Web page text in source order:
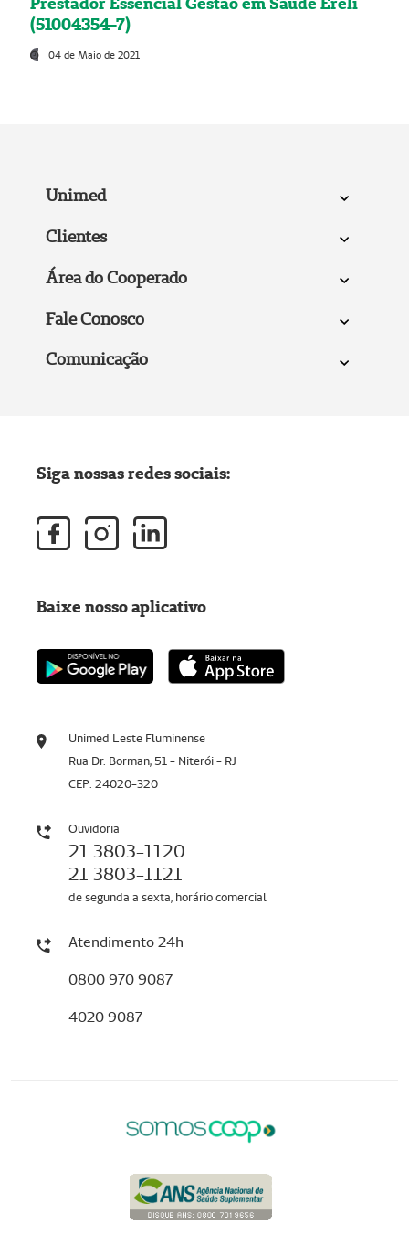
(51004354-7)
04 de Maio de 2021
Unimed
Clientes
Área do Cooperado
Fale Conosco
Comunicação
Unimed Leste Fluminense
Rua Dr. Borman, 51 - Niterói - RJ
CEP: 24020-320
Ouvidoria
21 3803-1120
21 3803-1121
de segunda a sexta, horário comercial
Atendimento 24h
0800 970 9087
4020 9087
Siga nossas redes sociais:
Baixe nosso aplicativo